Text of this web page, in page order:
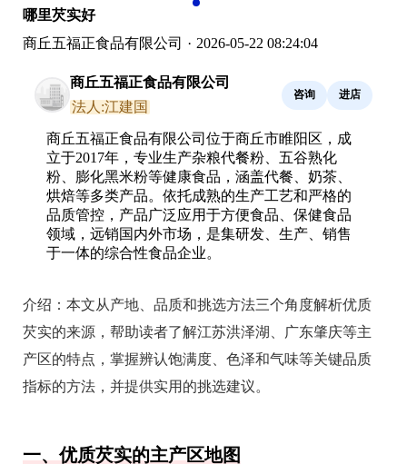
哪里芡实好
商丘五福正食品有限公司 · 2026-05-22 08:24:04
商丘五福正食品有限公司
法人:江建国
咨询 进店
商丘五福正食品有限公司位于商丘市睢阳区，成
立于2017年，专业生产杂粮代餐粉、五谷熟化
粉、膨化黑米粉等健康食品，涵盖代餐、奶茶、
烘焙等多类产品。依托成熟的生产工艺和严格的
品质管控，产品广泛应用于方便食品、保健食品
领域，远销国内外市场，是集研发、生产、销售
于一体的综合性食品企业。
介绍： 本文从产地、品质和挑选方法三个角度解析优质
芡实的来源，帮助读者了解江苏洪泽湖、广东肇庆等主
产区的特点，掌握辨认饱满度、色泽和气味等关键品质
指标的方法，并提供实用的挑选建议。
一、优质芡实的主产区地图